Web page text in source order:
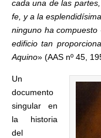
cada una de las
fe, y a la
ninguno ha
edificio tan
Aquino» (AAS nº 45,
Un
documento
singular en
la historia
del